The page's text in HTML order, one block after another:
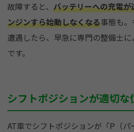
故障すると、 バッテリーへの充電
ンジンすら始動しなくなる事態も
遭遇したら、早急に専門の整備士
です。
シフトポジションが適切
AT車でシフトポジションが「P（パ